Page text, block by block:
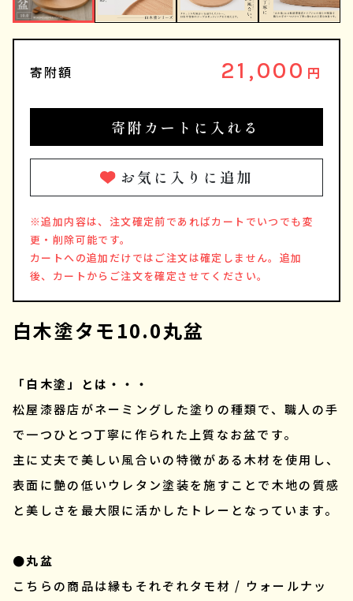
寄附額 21,000 円
寄附カートに入れる
お気に入りに追加
※追加内容は、注文確定前であればカートでいつでも変
更・削除可能です。
カートへの追加だけではご注文は確定しません。追加
後、カートからご注文を確定させてください。
白木塗タモ10.0丸盆
「白木塗」とは・・・
松屋漆器店がネーミングした塗りの種類で、職人の手
で一つひとつ丁寧に作られた上質なお盆です。
主に丈夫で美しい風合いの特徴がある木材を使用し、
表面に艶の低いウレタン塗装を施すことで木地の質感
と美しさを最大限に活かしたトレーとなっています。
●丸盆
こちらの商品は縁もそれぞれタモ材 / ウォールナッ